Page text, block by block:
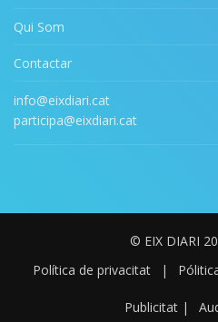
Qui Som
Contactar
info@eixdiari.cat
participa@eixdiari.cat
© EIX DIARI
Política de privacitat
|
Publicitat |